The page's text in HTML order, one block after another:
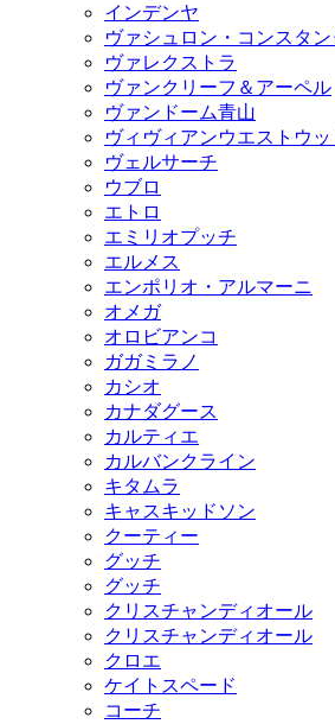
インデンヤ
ヴァシュロン・コンスタン
ヴァレクストラ
ヴァンクリーフ＆アーペル
ヴァンドーム青山
ヴィヴィアンウエストウッ
ヴェルサーチ
ウブロ
エトロ
エミリオプッチ
エルメス
エンポリオ・アルマーニ
オメガ
オロビアンコ
ガガミラノ
カシオ
カナダグース
カルティエ
カルバンクライン
キタムラ
キャスキッドソン
クーティー
グッチ
グッチ
クリスチャンディオール
クリスチャンディオール
クロエ
ケイトスペード
コーチ